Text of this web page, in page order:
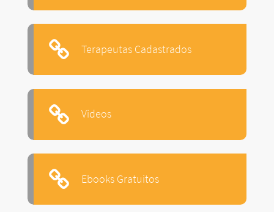
Terapeutas Cadastrados
Videos
Ebooks Gratuitos